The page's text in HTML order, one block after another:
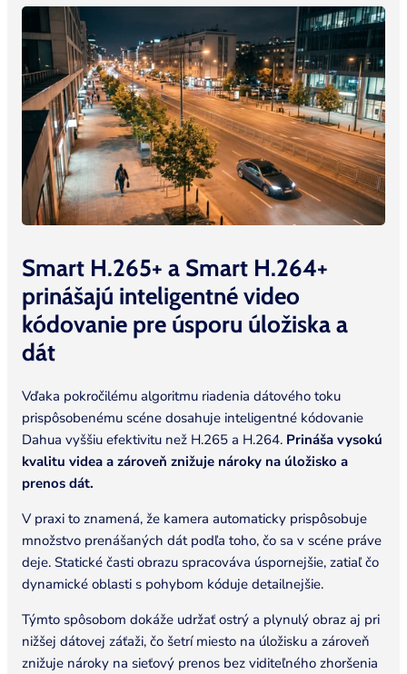
Smart H.265+ a Smart H.264+
prinášajú inteligentné video
kódovanie pre úsporu úložiska a
dát
Vďaka pokročilému algoritmu riadenia dátového toku
prispôsobenému scéne dosahuje inteligentné kódovanie
Dahua vyššiu efektivitu než H.265 a H.264. Prináša vysokú
kvalitu videa a zároveň znižuje nároky na úložisko a
prenos dát.
V praxi to znamená, že kamera automaticky prispôsobuje
množstvo prenášaných dát podľa toho, čo sa v scéne práve
deje. Statické časti obrazu spracováva úspornejšie, zatiaľ čo
dynamické oblasti s pohybom kóduje detailnejšie.
Týmto spôsobom dokáže udržať ostrý a plynulý obraz aj pri
nižšej dátovej záťaži, čo šetrí miesto na úložisku a zároveň
znižuje nároky na sieťový prenos bez viditeľného zhoršenia